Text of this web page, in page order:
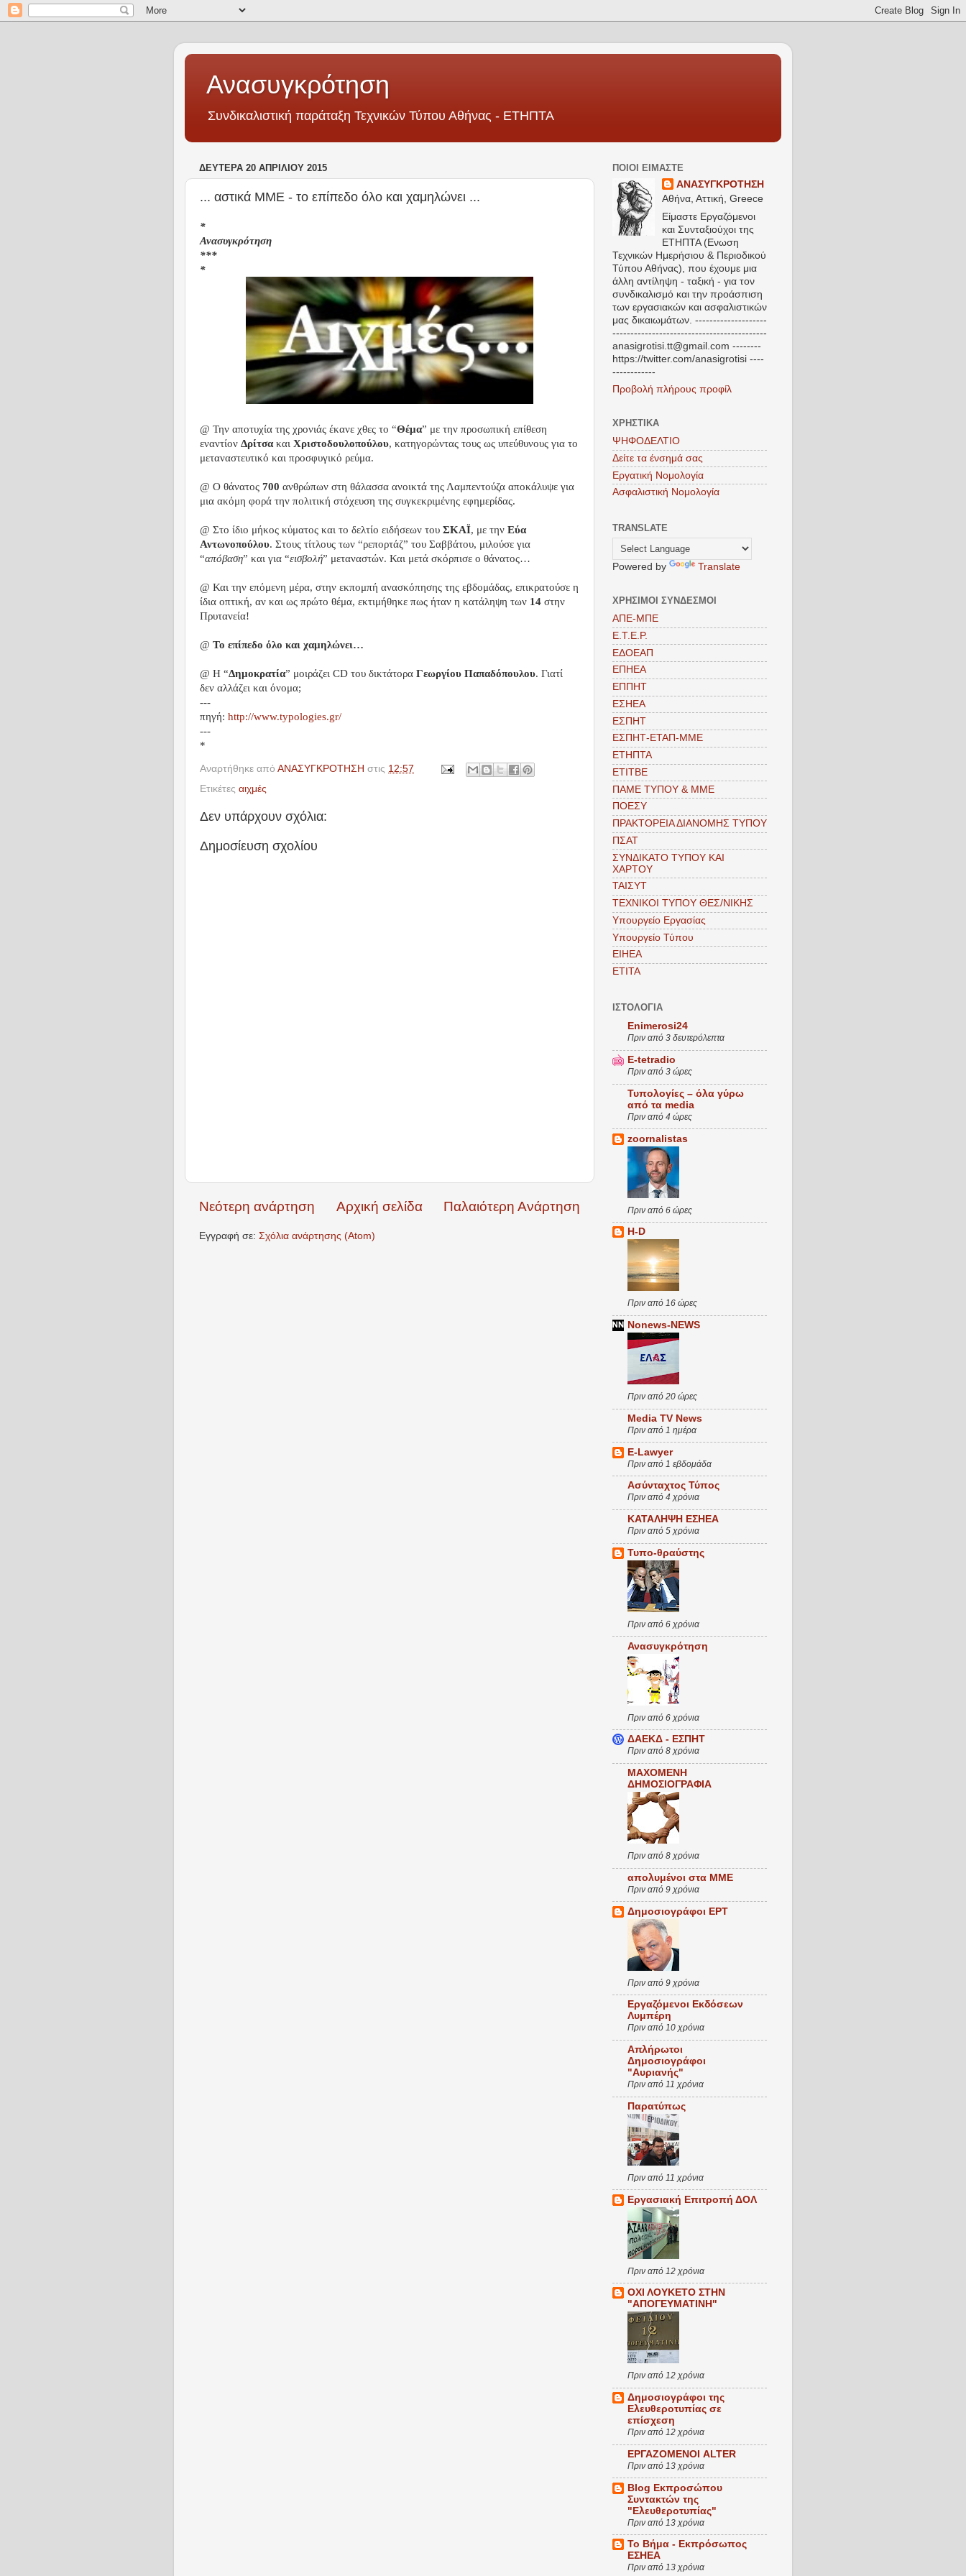
Ανασυγκρότηση
Συνδικαλιστική παράταξη Τεχνικών Τύπου Αθήνας - ΕΤΗΠΤΑ
ΔΕΥΤΈΡΑ 20 ΑΠΡΙΛΊΟΥ 2015
... αστικά ΜΜΕ - το επίπεδο όλο και χαμηλώνει ...
*
Ανασυγκρότηση
***
*
@ Την αποτυχία της χρονιάς έκανε χθες το “Θέμα” με την προσωπική επίθεση
εναντίον Δρίτσα και Χριστοδουλοπούλου, κατηγορώντας τους ως υπεύθυνους για το
μεταναστευτικό και προσφυγικό ρεύμα.
@ Ο θάνατος 700 ανθρώπων στη θάλασσα ανοικτά της Λαμπεντούζα αποκάλυψε για
μια ακόμη φορά την πολιτική στόχευση της συγκεκριμένης εφημερίδας.
@ Στο ίδιο μήκος κύματος και το δελτίο ειδήσεων του ΣΚΑΪ, με την Εύα
Αντωνοπούλου. Στους τίτλους των “ρεπορτάζ” του Σαββάτου, μιλούσε για
“απόβαση” και για “εισβολή” μεταναστών. Και μετά σκόρπισε ο θάνατος…
@ Και την επόμενη μέρα, στην εκπομπή ανασκόπησης της εβδομάδας, επικρατούσε η
ίδια οπτική, αν και ως πρώτο θέμα, εκτιμήθηκε πως ήταν η κατάληψη των 14 στην
Πρυτανεία!
@ Το επίπεδο όλο και χαμηλώνει…
@ Η “Δημοκρατία” μοιράζει CD του δικτάτορα Γεωργίου Παπαδόπουλου. Γιατί
δεν αλλάζει και όνομα;
---
πηγή: http://www.typologies.gr/
---
*
Αναρτήθηκε από ΑΝΑΣΥΓΚΡΟΤΗΣΗ στις 12:57
Ετικέτες αιχμές
Δεν υπάρχουν σχόλια:
Δημοσίευση σχολίου
Νεότερη ανάρτηση Παλαιότερη Ανάρτηση
Αρχική σελίδα
Εγγραφή σε: Σχόλια ανάρτησης (Atom)
ΠΟΙΟΙ ΕΙΜΑΣΤΕ
ΑΝΑΣΥΓΚΡΟΤΗΣΗ
Αθήνα, Αττική, Greece
Είμαστε Εργαζόμενοι
και Συνταξιούχοι της
ΕΤΗΠΤΑ (Ενωση
Τεχνικών Ημερήσιου & Περιοδικού
Τύπου Αθήνας), που έχουμε μια
άλλη αντίληψη - ταξική - για τον
συνδικαλισμό και την προάσπιση
των εργασιακών και ασφαλιστικών
μας δικαιωμάτων. --------------------
-------------------------------------------
anasigrotisi.tt@gmail.com --------
https://twitter.com/anasigrotisi ----
------------
Προβολή πλήρους προφίλ
ΧΡΗΣΤΙΚΑ
ΨΗΦΟΔΕΛΤΙΟ
Δείτε τα ένσημά σας
Εργατική Νομολογία
Ασφαλιστική Νομολογία
TRANSLATE
Powered by Translate
ΧΡΗΣΙΜΟΙ ΣΥΝΔΕΣΜΟΙ
ΑΠΕ-ΜΠΕ
Ε.Τ.Ε.Ρ.
ΕΔΟΕΑΠ
ΕΠΗΕΑ
ΕΠΠΗΤ
ΕΣΗΕΑ
ΕΣΠΗΤ
ΕΣΠΗΤ-ΕΤΑΠ-MME
ΕΤΗΠΤΑ
ΕΤΙΤΒΕ
ΠΑΜΕ ΤΥΠΟΥ & ΜΜΕ
ΠΟΕΣΥ
ΠΡΑΚΤΟΡΕΙΑ ΔΙΑΝΟΜΗΣ ΤΥΠΟΥ
ΠΣΑΤ
ΣΥΝΔΙΚΑΤΟ ΤΥΠΟΥ ΚΑΙ
ΧΑΡΤΟΥ
ΤΑΙΣΥΤ
ΤΕΧΝΙΚΟΙ ΤΥΠΟΥ ΘΕΣ/ΝΙΚΗΣ
Υπουργείο Εργασίας
Υπουργείο Τύπου
EIHEA
ETITA
ΙΣΤΟΛΟΓΙΑ
Enimerosi24
Πριν από 3 δευτερόλεπτα
E-tetradio
Πριν από 3 ώρες
Τυπολογίες – όλα γύρω
από τα media
Πριν από 4 ώρες
zoornalistas
Πριν από 6 ώρες
H-D
Πριν από 16 ώρες
Nonews-NEWS
Πριν από 20 ώρες
Media TV News
Πριν από 1 ημέρα
E-Lawyer
Πριν από 1 εβδομάδα
Ασύνταχτος Τύπος
Πριν από 4 χρόνια
ΚΑΤΑΛΗΨΗ ΕΣΗΕΑ
Πριν από 5 χρόνια
Τυπο-θραύστης
Πριν από 6 χρόνια
Ανασυγκρότηση
Πριν από 6 χρόνια
ΔΑΕΚΔ - ΕΣΠΗΤ
Πριν από 8 χρόνια
ΜΑΧΟΜΕΝΗ
ΔΗΜΟΣΙΟΓΡΑΦΙΑ
Πριν από 8 χρόνια
απολυμένοι στα ΜΜΕ
Πριν από 9 χρόνια
Δημοσιογράφοι ΕΡΤ
Πριν από 9 χρόνια
Εργαζόμενοι Εκδόσεων
Λυμπέρη
Πριν από 10 χρόνια
Απλήρωτοι
Δημοσιογράφοι
"Αυριανής"
Πριν από 11 χρόνια
Παρατύπως
Πριν από 11 χρόνια
Εργασιακή Επιτροπή ΔΟΛ
Πριν από 12 χρόνια
ΟΧΙ ΛΟΥΚΕΤΟ ΣΤΗΝ
"ΑΠΟΓΕΥΜΑΤΙΝΗ"
Πριν από 12 χρόνια
Δημοσιογράφοι της
Ελευθεροτυπίας σε
επίσχεση
Πριν από 12 χρόνια
ΕΡΓΑΖΟΜΕΝΟΙ ALTER
Πριν από 13 χρόνια
Blog Εκπροσώπου
Συντακτών της
"Ελευθεροτυπίας"
Πριν από 13 χρόνια
Το Βήμα - Εκπρόσωπος
ΕΣΗΕΑ
Πριν από 13 χρόνια